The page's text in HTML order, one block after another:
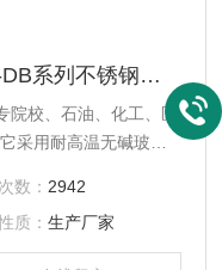
JC-DB-01A/02A/03A/06AJC-DB系列不锈钢电热板
校、石油、化工、医
采用耐高温无碱玻璃
加热面积大、升温
、不易碰伤玻璃器等
位的理想的加热设
数： 2942
质： 生产厂家